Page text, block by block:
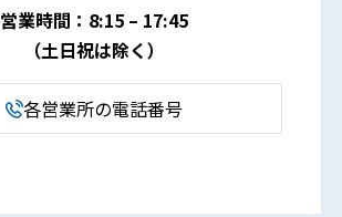
営業時間：8:15 – 17:45
（土日祝は除く）
各営業所の電話番号